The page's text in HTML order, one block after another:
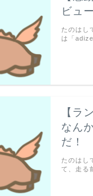
ビュ
たのはし
は「
【ラ
なん
だ！
たのはし
て、走る